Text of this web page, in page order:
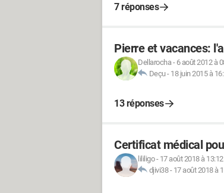
7 réponses
Pierre et vacances:
Dellarocha - 6 août 2012 à
Deçu- 18 juin 2015 à
13 réponses
Certificat médical
lililigo- 17 août 2018 à 13:12
djivi38- 17 août 2018 à